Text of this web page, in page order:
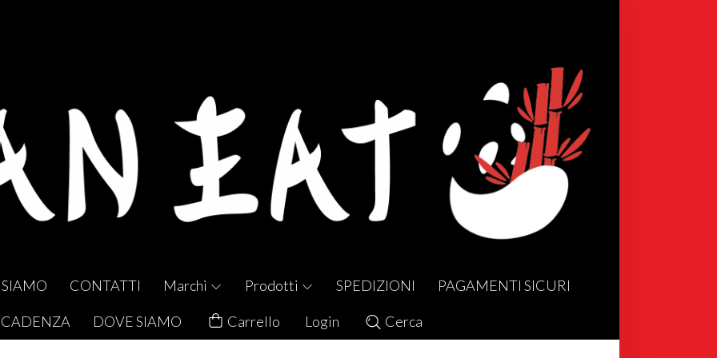
CONTATTI Marchi Prodotti SPEDIZIONI PAGAMENTI SICURI
DOVE SIAMO Carrello Login Cerca